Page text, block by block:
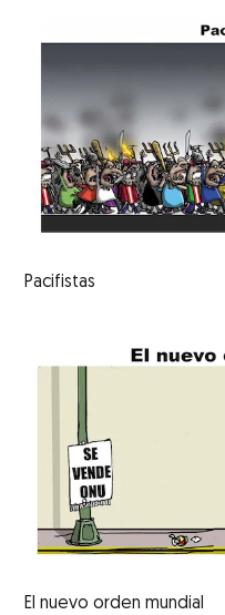
Pacifistas
El nuevo orden mundial